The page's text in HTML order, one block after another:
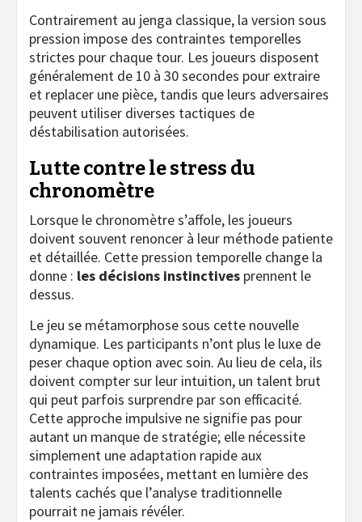
Contrairement au jenga classique, la version sous
pression impose des contraintes temporelles
strictes pour chaque tour. Les joueurs disposent
généralement de 10 à 30 secondes pour extraire
et replacer une pièce, tandis que leurs adversaires
peuvent utiliser diverses tactiques de
déstabilisation autorisées.
Lutte contre le stress du
chronomètre
Lorsque le chronomètre s’affole, les joueurs
doivent souvent renoncer à leur méthode patiente
et détaillée. Cette pression temporelle change la
donne : les décisions instinctives prennent le
dessus.
Le jeu se métamorphose sous cette nouvelle
dynamique. Les participants n’ont plus le luxe de
peser chaque option avec soin. Au lieu de cela, ils
doivent compter sur leur intuition, un talent brut
qui peut parfois surprendre par son efficacité.
Cette approche impulsive ne signifie pas pour
autant un manque de stratégie; elle nécessite
simplement une adaptation rapide aux
contraintes imposées, mettant en lumière des
talents cachés que l’analyse traditionnelle
pourrait ne jamais révéler.